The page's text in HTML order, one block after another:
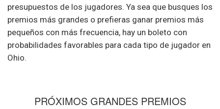
presupuestos de los jugadores. Ya sea que busques los
premios más grandes o prefieras ganar premios más
pequeños con más frecuencia, hay un boleto con
probabilidades favorables para cada tipo de jugador en
Ohio.
PRÓXIMOS GRANDES PREMIOS